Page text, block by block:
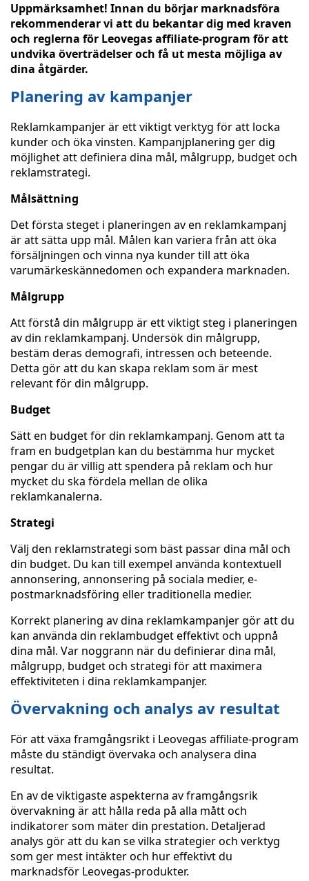
Uppmärksamhet! Innan du börjar marknadsföra
rekommenderar vi att du bekantar dig med kraven
och reglerna för Leovegas affiliate-program för att
undvika överträdelser och få ut mesta möjliga av
dina åtgärder.
Planering av kampanjer
Reklamkampanjer är ett viktigt verktyg för att locka
kunder och öka vinsten. Kampanjplanering ger dig
möjlighet att definiera dina mål, målgrupp, budget och
reklamstrategi.
Målsättning
Det första steget i planeringen av en reklamkampanj
är att sätta upp mål. Målen kan variera från att öka
försäljningen och vinna nya kunder till att öka
varumärkeskännedomen och expandera marknaden.
Målgrupp
Att förstå din målgrupp är ett viktigt steg i planeringen
av din reklamkampanj. Undersök din målgrupp,
bestäm deras demografi, intressen och beteende.
Detta gör att du kan skapa reklam som är mest
relevant för din målgrupp.
Budget
Sätt en budget för din reklamkampanj. Genom att ta
fram en budgetplan kan du bestämma hur mycket
pengar du är villig att spendera på reklam och hur
mycket du ska fördela mellan de olika
reklamkanalerna.
Strategi
Välj den reklamstrategi som bäst passar dina mål och
din budget. Du kan till exempel använda kontextuell
annonsering, annonsering på sociala medier, e-
postmarknadsföring eller traditionella medier.
Korrekt planering av dina reklamkampanjer gör att du
kan använda din reklambudget effektivt och uppnå
dina mål. Var noggrann när du definierar dina mål,
målgrupp, budget och strategi för att maximera
effektiviteten i dina reklamkampanjer.
Övervakning och analys av resultat
För att växa framgångsrikt i Leovegas affiliate-program
måste du ständigt övervaka och analysera dina
resultat.
En av de viktigaste aspekterna av framgångsrik
övervakning är att hålla reda på alla mått och
indikatorer som mäter din prestation. Detaljerad
analys gör att du kan se vilka strategier och verktyg
som ger mest intäkter och hur effektivt du
marknadsför Leovegas-produkter.